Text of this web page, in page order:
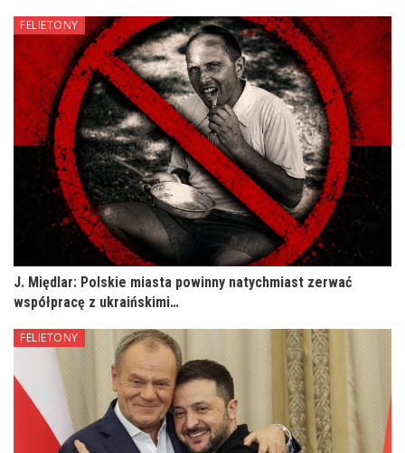
FELIETONY
J. Międlar: Polskie miasta powinny natychmiast zerwać
współpracę z ukraińskimi…
FELIETONY